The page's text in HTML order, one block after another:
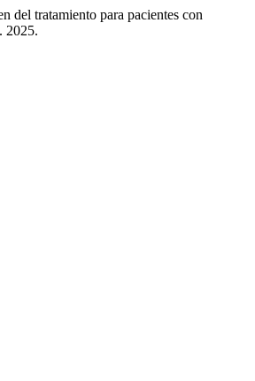
tratamiento para pacientes con
2025.